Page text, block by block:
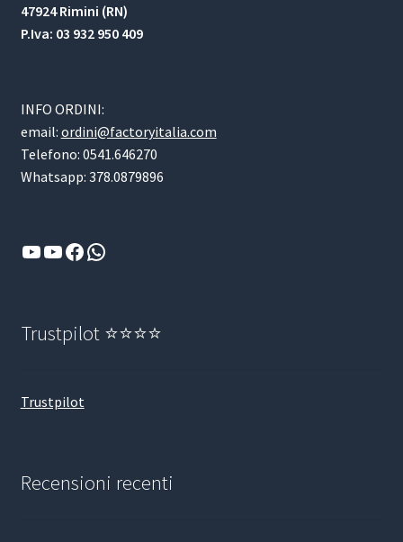
47924 Rimini (RN)
P.Iva: 03 932 950 409
INFO ORDINI:
email: ordini@factoryitalia.com
Telefono: 0541.646270
Whatsapp: 378.0879896
YouTube
YouTube
Facebook
WhatsApp
Trustpilot ⭐⭐⭐⭐
Trustpilot
Recensioni recenti